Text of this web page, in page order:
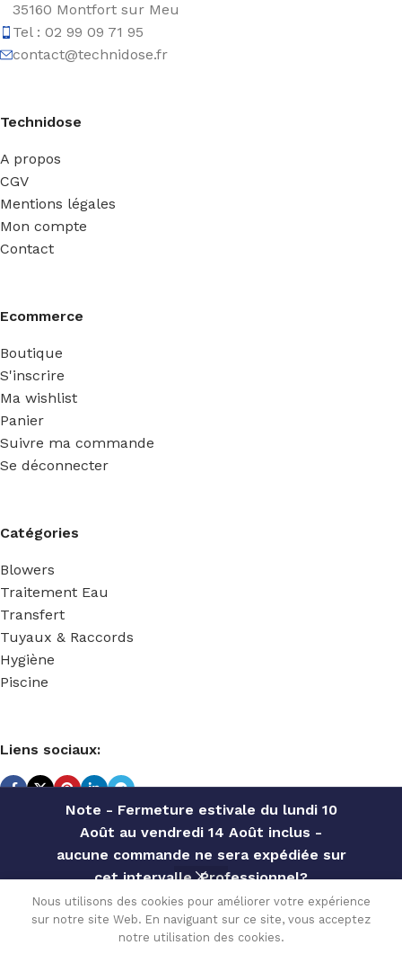
Note - Fermeture estivale du lundi 10
Août au vendredi 14 Août inclus -
aucune commande ne sera expédiée sur
cet intervalle. Professionnel?
Contactez notre service commercial
pour des offres personnalisées, des
remises par quantité, etc
35160 Montfort sur Meu
Tel : 02 99 09 71 95
contact@technidose.fr
Technidose
A propos
CGV
Mentions légales
Mon compte
Contact
Ecommerce
Boutique
S'inscrire
Ma wishlist
Panier
Suivre ma commande
Se déconnecter
Catégories
Blowers
Traitement Eau
Transfert
Tuyaux & Raccords
Hygiène
Piscine
Liens sociaux:
TECHNIDOSE 2022 Réalisé parACS INFORMATIQUE
Nous utilisons des cookies pour améliorer votre expérience
sur notre site Web. En naviguant sur ce site, vous acceptez
notre utilisation des cookies.
UNION
INEGAL
PVDF
8.28€
TVA
Disponible
sur